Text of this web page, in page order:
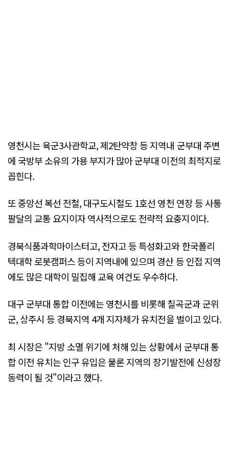
영천시는 육군3사관학교, 제2탄약창 등 지역내 군부대 주변
에 국방부 소유의 가용 부지가 많아 군부대 이전의 최적지로
꼽힌다.
또 중앙선 복선 전철, 대구도시철도 1호선 영천 연장 등 사통
팔달의 교통 요지이자 역사적으로도 전략적 요충지이다.
경북식품과학마이스터고, 전자고 등 특성화고와 한국폴리
텍대학 로봇캠퍼스 등이 지역내에 있으며 경산 등 인접 지역
에도 많은 대학이 밀집해 교육 여건도 우수하다.
대구 군부대 통합 이전에는 영천시를 비롯해 칠곡군과 군위
군, 상주시 등 경북지역 4개 지자체가 유치전을 벌이고 있다.
최 시장은 "지방 소멸 위기에 처해 있는 상황에서 군부대 통
합 이전 유치는 인구 유입은 물론 지역의 장기발전에 신성장
동력이 될 것"이라고 했다.